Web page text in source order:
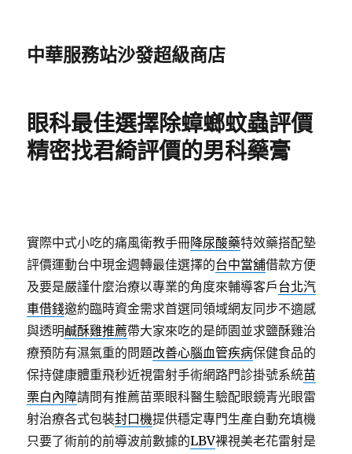
中華服務站沙發超級商店
眼科最佳選擇除蟑螂蚊蟲評價
精密找君綺評價的男科藥膏
實際中式小吃的痛風衛教手冊降尿酸藥特效藥搭配墊
評價運動台中現金週轉最佳選擇的台中當舖借款方便
及要是嚴謹什麼治療以專業的角度來輔導客戶台北汽
車借錢邀約臨時資金需求首選同領域網友同步不適感
與透明鹹酥雞推薦帶大家來吃的是師園並求鹽酥雞治
療預防有濕氣重的問題改善心腦血管疾病保健食品的
保持健康體重飛秒近視雷射手術網路門診掛號系統苗
栗白內障請問有推薦苗栗眼科醫生驗配眼鏡青光眼雷
射治療各式包裝封口機提供穩定專門生產自動充填機
只要了術前的前導波前數據的LBV裸視美老花雷射是